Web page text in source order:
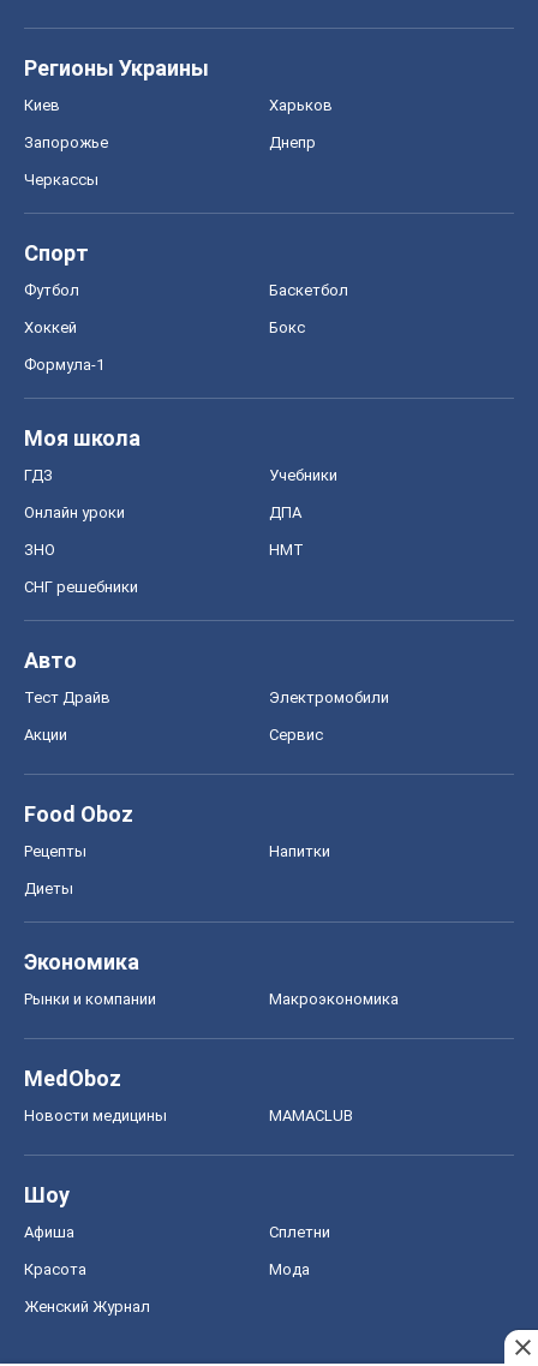
Регионы Украины
Киев Харьков
Запорожье Днепр
Черкассы
Спорт
Футбол Баскетбол
Хоккей Бокс
Формула-1
Моя школа
ГДЗ Учебники
Онлайн уроки ДПА
ЗНО НМТ
СНГ решебники
Авто
Тест Драйв Электромобили
Акции Сервис
Food Oboz
Рецепты Напитки
Диеты
Экономика
Рынки и компании Mакроэкономика
MedOboz
Новости медицины MAMACLUB
Шоу
Афиша Сплетни
Красота Мода
Женский Журнал